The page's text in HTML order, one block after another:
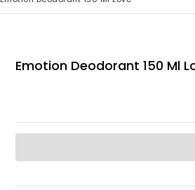
Emotion Deodorant 150 Ml